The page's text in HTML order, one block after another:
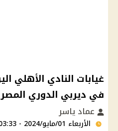
غيابات النادي الأهلي
في ديربي الدوري
عماد ياسر
الأربعاء 01/مايو/2024 - 03:33 م